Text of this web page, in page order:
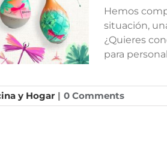
Hemos
situación,
¿Quieres
para
y Hogar | 0 Comments